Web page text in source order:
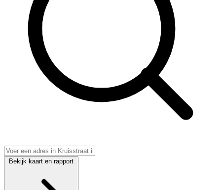
Bekijk kaart en rapport